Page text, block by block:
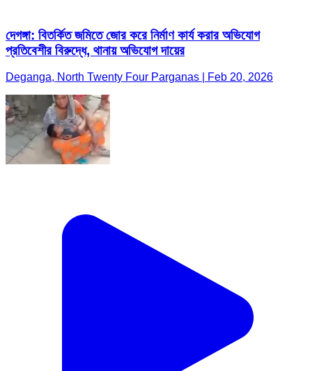
দেগঙ্গা: বিতর্কিত জমিতে জোর করে নির্মাণ কার্য করার অভিযোগ
প্রতিবেশীর বিরুদ্ধে, থানায় অভিযোগ দায়ের
Deganga, North Twenty Four Parganas | Feb 20, 2026